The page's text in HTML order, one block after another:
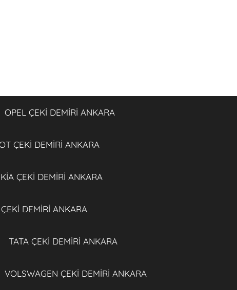
OPEL ÇEKİ DEMİRİ ANKARA
ÇEKİ DEMİRİ ANKARA
KİA ÇEKİ DEMİRİ ANKARA
ÇEKİ DEMİRİ ANKARA
TATA ÇEKİ DEMİRİ ANKARA
VOLSWAGEN ÇEKİ DEMİRİ ANKARA